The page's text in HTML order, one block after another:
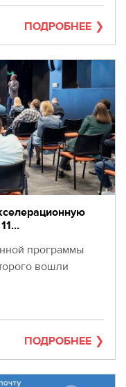
ПОДРОБНЕЕ
программы
вошли
ПОДРОБНЕЕ